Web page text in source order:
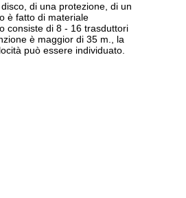
di una protezione, di un
è fatto di materiale
consiste di 8 - 16 trasduttori
è maggior di 35 m., la
può essere individuato.